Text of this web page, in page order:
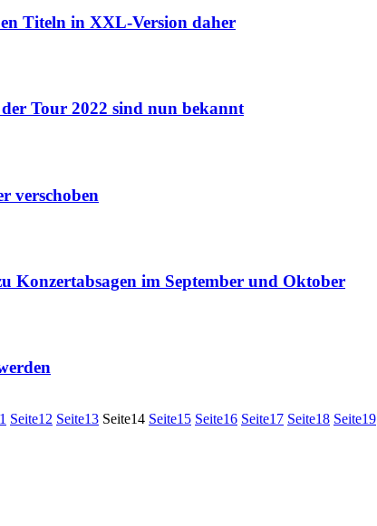
Titeln in XXL-Version daher
Tour 2022 sind nun bekannt
verschoben
im September und Oktober
Seite12 Seite13 Seite14 Seite15 Seite16 Seite17 Seite18 Seite19